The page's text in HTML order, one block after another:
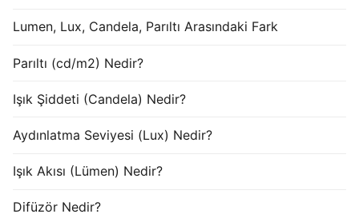
Lumen, Lux, Candela, Parıltı Arasındaki Fark
Parıltı (cd/m2) Nedir?
Işık Şiddeti (Candela) Nedir?
Aydınlatma Seviyesi (Lux) Nedir?
Işık Akısı (Lümen) Nedir?
Difüzör Nedir?